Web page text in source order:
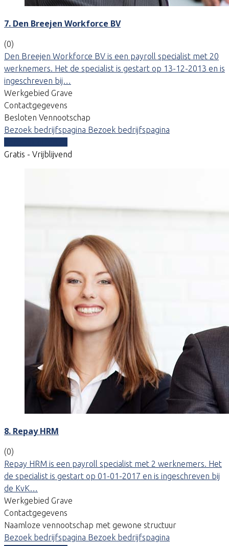
7. Den Breejen Workforce BV
(0)
Den Breejen Workforce BV is een payroll specialist met 20
werknemers. Het de specialist is gestart op 13-12-2013 en is
ingeschreven bij…
Werkgebied Grave
Contactgegevens
Besloten Vennootschap
Bezoek bedrijfspagina Bezoek bedrijfspagina
Gratis - Vrijblijvend
8. Repay HRM
(0)
Repay HRM is een payroll specialist met 2 werknemers. Het
de specialist is gestart op 01-01-2017 en is ingeschreven bij
de KvK…
Werkgebied Grave
Contactgegevens
Naamloze vennootschap met gewone structuur
Bezoek bedrijfspagina Bezoek bedrijfspagina